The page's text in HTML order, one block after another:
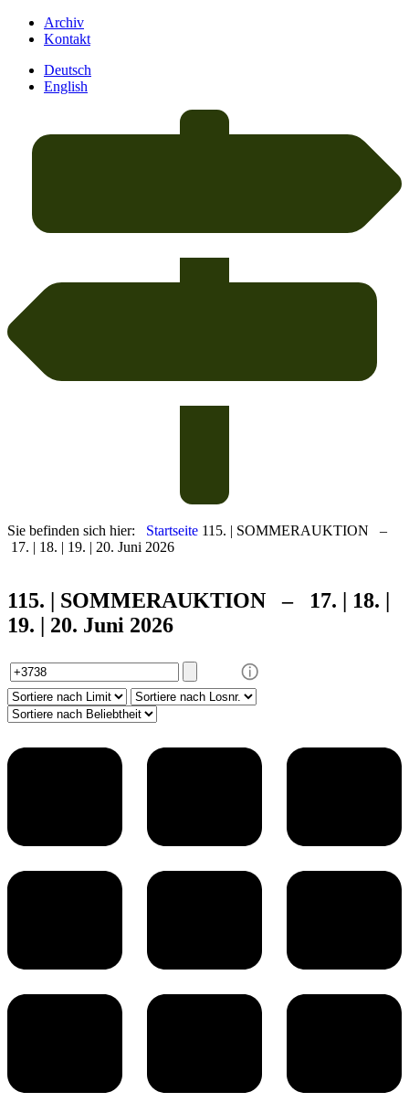
Archiv
Kontakt
Deutsch
English
Sie befinden sich hier: Startseite 115. | SOMMERAUKTION –
17. | 18. | 19. | 20. Juni 2026
115. | SOMMERAUKTION – 17. | 18. |
19. | 20. Juni 2026